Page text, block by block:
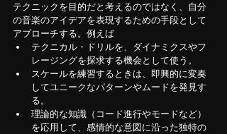
テクニックを目的だと考えるのではなく、自分
の音楽のアイデアを表現するための手段として
アプローチする。例えば
テクニカル・ドリルを、ダイナミクスやフ
レージングを探求する機会として使う。
スケールを練習するときは、即興的に変奏
してユニークなパターンやムードを発見す
る。
理論的な知識（コード進行やモードなど）
を応用して、感情的な意図に沿った独特の